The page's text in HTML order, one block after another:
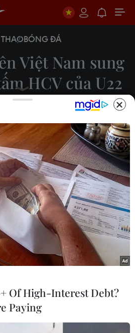
BÓNG ĐÁ
Việt Nam sung
HCV của U22
Việt Nam
12/2019 14:17
U22 Việt Nam đã xuất sắc
chương Vàng SEA Games lịch
với U22 Indonesia.
đấu qua màn hình lớn tại sân bóng
Nội. (Ảnh: Thanh Tùng/TTXVN)
đấu qua màn hình lớn tại sân bóng
ăn mừng bàn thắng thứ 3 của U22
Thanh Tùng/TTXVN)
Of High-Interest Debt?
Paying